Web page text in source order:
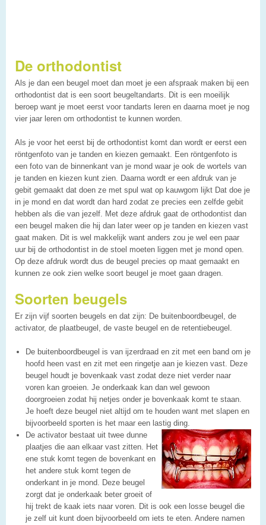
De orthodontist
Als je dan een beugel moet dan moet je een afspraak maken bij een
orthodontist dat is een soort beugeltandarts. Dit is een moeilijk
beroep want je moet eerst voor tandarts leren en daarna moet je nog
vier jaar leren om orthodontist te kunnen worden.
Als je voor het eerst bij de orthodontist komt dan wordt er eerst een
röntgenfoto van je tanden en kiezen gemaakt. Een röntgenfoto is
een foto van de binnenkant van je mond waar je ook de wortels van
je tanden en kiezen kunt zien. Daarna wordt er een afdruk van je
gebit gemaakt dat doen ze met spul wat op kauwgom lijkt Dat doe je
in je mond en dat wordt dan hard zodat ze precies een zelfde gebit
hebben als die van jezelf. Met deze afdruk gaat de orthodontist dan
een beugel maken die hij dan later weer op je tanden en kiezen vast
gaat maken. Dit is wel makkelijk want anders zou je wel een paar
uur bij de orthodontist in de stoel moeten liggen met je mond open.
Op deze afdruk wordt dus de beugel precies op maat gemaakt en
kunnen ze ook zien welke soort beugel je moet gaan dragen.
Soorten beugels
Er zijn vijf soorten beugels en dat zijn: De buitenboordbeugel, de
activator, de plaatbeugel, de vaste beugel en de retentiebeugel.
De buitenboordbeugel is van ijzerdraad en zit met een band om je
hoofd heen vast en zit met een ringetje aan je kiezen vast. Deze
beugel houdt je bovenkaak vast zodat deze niet verder naar
voren kan groeien. Je onderkaak kan dan wel gewoon
doorgroeien zodat hij netjes onder je bovenkaak komt te staan.
Je hoeft deze beugel niet altijd om te houden want met slapen en
bijvoorbeeld sporten is het maar een lastig ding.
De activator bestaat uit twee dunne
plaatjes die aan elkaar vast zitten. Het
ene stuk komt tegen de bovenkant en
het andere stuk komt tegen de
onderkant in je mond. Deze beugel
zorgt dat je onderkaak beter groeit of
hij trekt de kaak iets naar voren. Dit is ook een losse beugel die
je zelf uit kunt doen bijvoorbeeld om iets te eten. Andere namen